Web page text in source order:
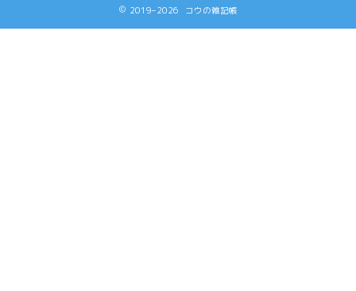
2019–2026 コウの雑記帳